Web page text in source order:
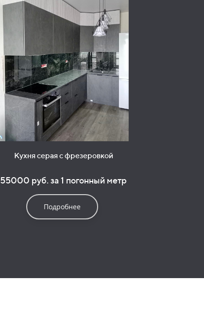
Кухня серая с фрезеровкой
55000 руб. за 1 погонный метр
Подробнее